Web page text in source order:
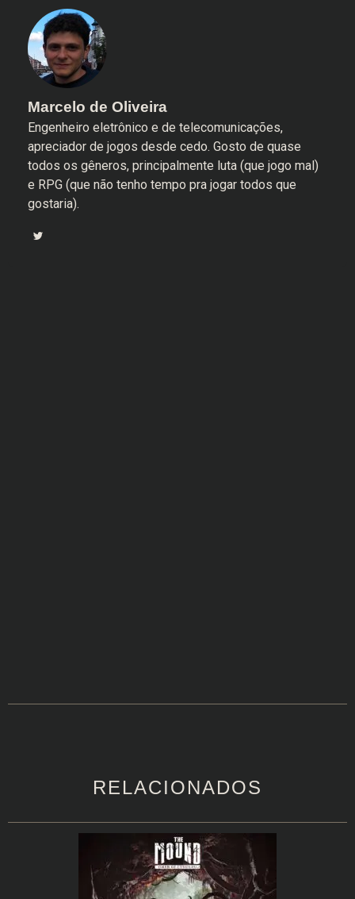
Marcelo de Oliveira
Engenheiro eletrônico e de telecomunicações,
apreciador de jogos desde cedo. Gosto de quase
todos os gêneros, principalmente luta (que jogo mal)
e RPG (que não tenho tempo pra jogar todos que
gostaria).
RELACIONADOS